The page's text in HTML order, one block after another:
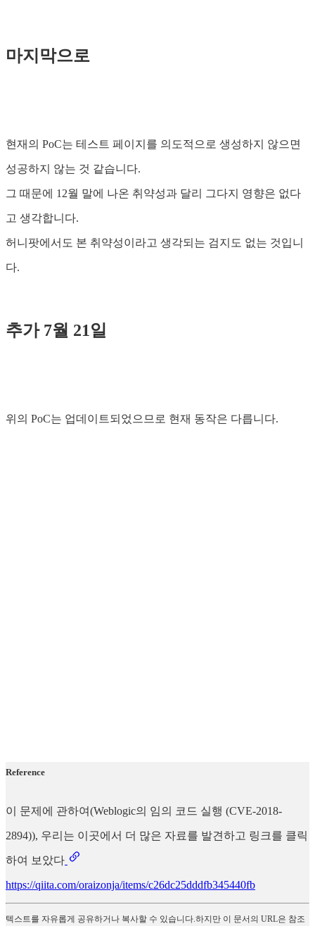
마지막으로
현재의 PoC는 테스트 페이지를 의도적으로 생성하지 않으면
성공하지 않는 것 같습니다.
그 때문에 12월 말에 나온 취약성과 달리 그다지 영향은 없다
고 생각합니다.
허니팟에서도 본 취약성이라고 생각되는 검지도 없는 것입니
다.
추가 7월 21일
위의 PoC는 업데이트되었으므로 현재 동작은 다릅니다.
Reference
이 문제에 관하여(Weblogic의 임의 코드 실행 (CVE-2018-
2894)), 우리는 이곳에서 더 많은 자료를 발견하고 링크를 클릭
하여 보았다
https://qiita.com/oraizonja/items/c26dc25dddfb345440fb
텍스트를 자유롭게 공유하거나 복사할 수 있습니다.하지만 이 문서의 URL은 참조